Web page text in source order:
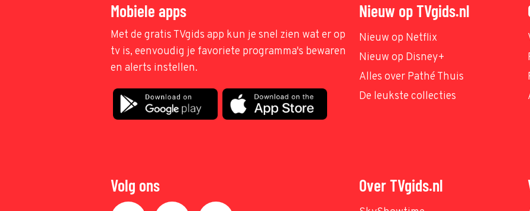
Mobiele apps
Met de gratis TVgids app kun je snel zien wat er op
tv is, eenvoudig je favoriete programma's bewaren
en alerts instellen.
Nieuw op TVgids.nl
Nieuw op Netflix
Nieuw op Disney+
Alles over Pathé Thuis
De leukste collecties
Volg ons Over TVgids.nl